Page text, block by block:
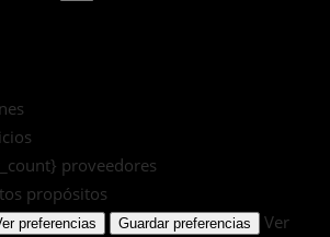
proveedores
propósitos
preferencias Guardar preferencias
Ver